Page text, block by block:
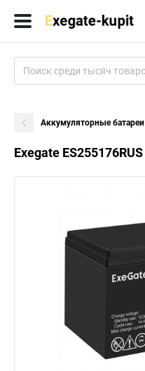
Аккумуляторные батареи
Exegate ES255176RUS